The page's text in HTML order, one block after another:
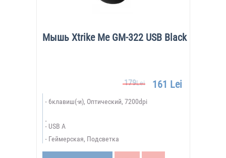
Мышь Xtrike Me GM-322 USB Black
179Lei 161 Lei
6клавиш(-и), Оптический, 7200dpi
USB A
Геймерская, Подсветка